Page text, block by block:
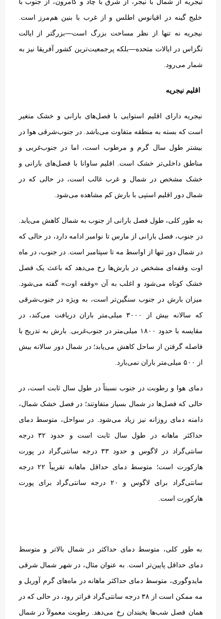
نیجریه از شمال با نیجر، از شرق با چاد و کامرون، از جنوب با
خلیج گینه در اقیانوس اطلس و از غرب با بنین هم‌مرز است.
نیجریه نه تنها از نظر مساحت بزرگ است—بزرگتر از ایالت
تگزاس در ایالات متحده—بلکه پرجمعیت‌ترین کشور آفریقا نیز به
شمار می‌رود.
اقلیم نیجریه
نیجریه دارای اقلیم استوایی با فصل‌های بارانی و خشک متغیر
است که بسته به منطقه متفاوت می‌باشد.در جنوب‌شرقی هوا در
بیشتر طول سال گرم و مرطوب است، اما در جنوب‌غربی و
مناطق داخلی‌تر خشک است. اقلیم ساوانا با فصل‌های بارانی و
خشک مشخص در شمال و غرب غالب است، در حالی که در
شمال دور اقلیم استپی با بارش کم مشاهده می‌شود.
به طور کلی، طول فصل بارانی از جنوب به شمال کاهش می‌یابد.
در جنوب، فصل بارانی از مارس تا نوامبر ادامه دارد، در حالی که
در شمال دور تنها از اواسط مه تا سپتامبر است.در جنوب، در ماه
اوت وقفه‌ای مشخص در بارش‌ها رخ می‌دهد که باعث یک فصل
خشک کوتاه می‌شود و اغلب به آن«وقفه اوت» گفته می‌شود.
میزان بارش در جنوب سنگین‌تر است، به ویژه در جنوب‌شرقی
که سالانه بیش از ۳۰۰۰ میلی‌متر باران دریافت می‌کند، در
مقایسه با حدود ۱۸۰۰ میلی‌متر در جنوب‌غربی
. بارش به تدریج با
فاصله گرفتن از ساحل کاهش می‌یابد؛ در شمال دور سالانه بیش
از ۵۰۰ میلی‌متر باران نمی‌بارد
.
دمای هوا و رطوبت در جنوب نسبتاً در طول سال ثابت است، در
حالی که فصل‌ها در شمال بسیار متفاوتند؛ در فصل خشک شمال،
دامنه دمای روزانه نیز زیاد می‌شود. در سواحل، متوسط دمای
حداکثر ماهانه در طول سال ثابت است و حدود ۳۲ درجه
سانتی‌گراد در لاگوس و حدود ۳۳ درجه سانتی‌گراد در پورت
هارکورت است؛ متوسط دمای حداقل ماهانه تقریباً ۲۲ درجه
سانتی‌گراد برای لاگوس و ۲۰ درجه سانتی‌گراد برای پورت
هارکورت است.
به طور کلی، متوسط دمای حداکثر در شمال بالاتر و متوسط
دمای حداقل پایین‌تر است. به عنوان مثال، در شهر شمال شرقی
مایدوگوری، متوسط دمای حداکثر ماهانه در ماه‌های گرم آوریل و
مه ممکن است از ۳۸ درجه سانتی‌گراد فراتر رود، در حالی که در
همان فصل شب‌ها یخبندان رخ می‌دهد. رطوبت معمولاً در شمال